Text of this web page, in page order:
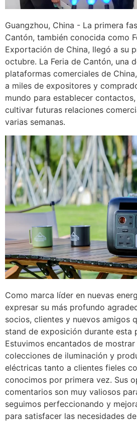
Guangzhou, China - La primera
Cantón, también conocida como
Exportación de China, llegó a su
octubre. La Feria de Cantón, una
plataformas comerciales de
a miles de expositores y
mundo para establecer
cultivar futuras relaciones
varias semanas.
Como marca líder en nuevas
expresar su más profundo
socios, clientes y nuevos amigos
stand de exposición durante esta
Estuvimos encantados de
colecciones de iluminación y
eléctricas tanto a clientes fieles
conocimos por primera vez. Sus
comentarios son muy valiosos
seguimos perfeccionando y
para satisfacer las necesidades